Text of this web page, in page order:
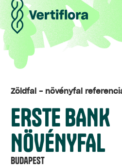
Zöldfal - növényfal
ERSTE BANK
NÖVÉNYFAL
Budapest